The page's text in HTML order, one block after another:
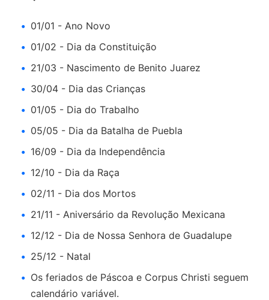
01/01 - Ano Novo
01/02 - Dia da Constituição
21/03 - Nascimento de Benito Juarez
30/04 - Dia das Crianças
01/05 - Dia do Trabalho
05/05 - Dia da Batalha de Puebla
16/09 - Dia da Independência
12/10 - Dia da Raça
02/11 - Dia dos Mortos
21/11 - Aniversário da Revolução Mexicana
12/12 - Dia de Nossa Senhora de Guadalupe
25/12 - Natal
Os feriados de Páscoa e Corpus Christi seguem
calendário variável.